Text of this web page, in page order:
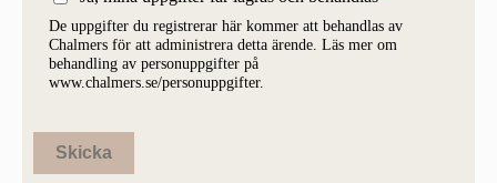
De uppgifter du registrerar här kommer att behandlas av
Chalmers för att administrera detta ärende. Läs mer om
behandling av personuppgifter på
www.chalmers.se/personuppgifter.